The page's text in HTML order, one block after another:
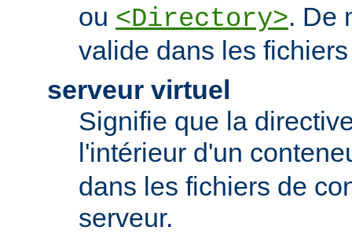
ou <Directory>. De
valide dans les
serveur virtuel
Signifie que la
l'intérieur d'un
dans les fichiers de
serveur.